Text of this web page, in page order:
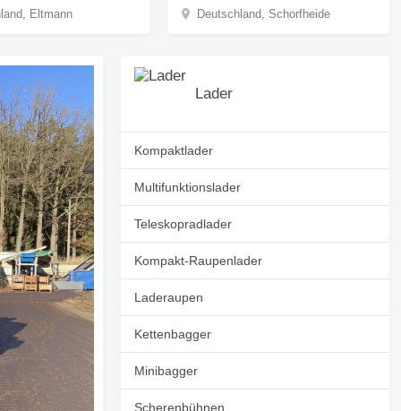
Eltmann
Deutschland, Schorfheide
Lader
Kompaktlader
Multifunktionslader
Teleskopradlader
Kompakt-Raupenlader
Laderaupen
Kettenbagger
Minibagger
Scherenbühnen